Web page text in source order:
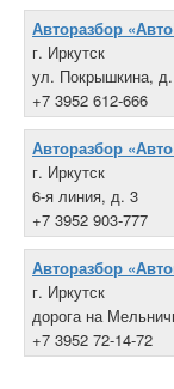
Авторазбор
г. Иркутск
ул. Покрышкина,
+7 3952 612-666
Авторазбор
г. Иркутск
6-я линия, д. 3
+7 3952 903-777
Авторазбор
г. Иркутск
дорога на
+7 3952 72-14-72